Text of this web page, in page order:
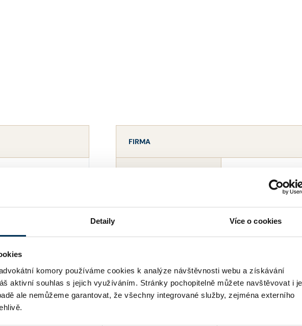
Detaily Více o cookies
komory používáme cookies k analýze návštěvnosti webu a získávání
aktivní souhlas s jejich využíváním. Stránky pochopitelně můžete navštěvovat i
ale nemůžeme garantovat, že všechny integrované služby, zejména externího
FIRMA
IČO 25064690
ADRESA Platnéřská 191/2 ,
WWW http://www.roedl.cz
DALŠÍ EMAILY info@roedl.cz